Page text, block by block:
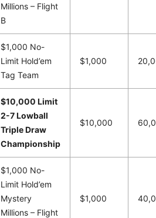
Millions – Flight
B
$1,000 No-
Limit Hold’em
Tag Team
$1,000
$10,000 Limit
2-7 Lowball
Triple Draw
Championship
$10,000
$1,000 No-
Limit Hold’em
Mystery
Millions – Flight
$1,000